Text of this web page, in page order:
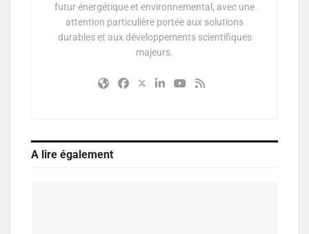
futur énergétique et environnemental, avec une
attention particulière portée aux solutions
durables et aux développements scientifiques
majeurs.
A lire également